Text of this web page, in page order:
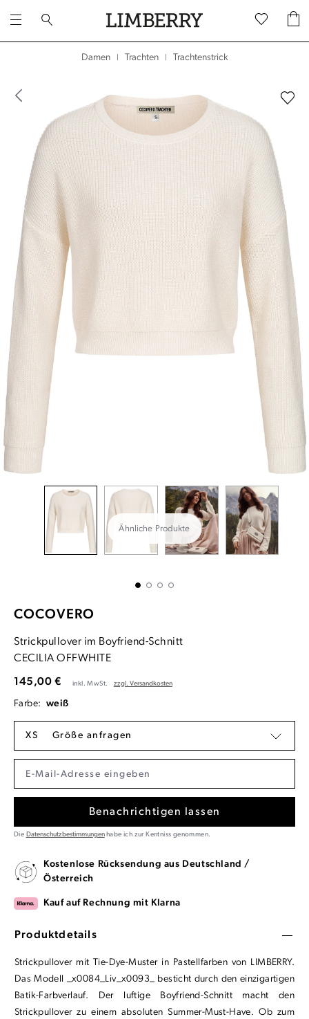
Damen Trachten Trachtenstrick
Ähnliche Produkte
COCOVERO
Strickpullover im Boyfriend-Schnitt
CECILIA OFFWHITE
145,00 € inkl. MwSt. zzgl. Versandkosten
Farbe: weiß
XS Größe anfragen
Benachrichtigen lassen
Die Datenschutzbestimmungenhabe ich zur Kentniss genommen.
Kostenlose Rücksendung aus Deutschland /
Österreich
Kauf auf Rechnung mit Klarna
Produktdetails
Strickpullover mit Tie-Dye-Muster in Pastellfarben von LIMBERRY.
Das Modell _x0084_Liv_x0093_ besticht durch den einzigartigen
Batik-Farbverlauf. Der luftige Boyfriend-Schnitt macht den
Strickpullover zu einem absoluten Summer-Must-Have. Ob zum